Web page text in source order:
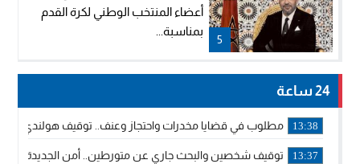
5
أعضاء المنتخب الوطني لكرة القدم
بمناسبة...
24 ساعة
13:38 مطلوب في قضايا مخدرات واحتجاز وعنف.. توقيف هولندي
13:37 توقيف شخصين والبحث جاري عن متورطين.. أمن الجديدة يفك